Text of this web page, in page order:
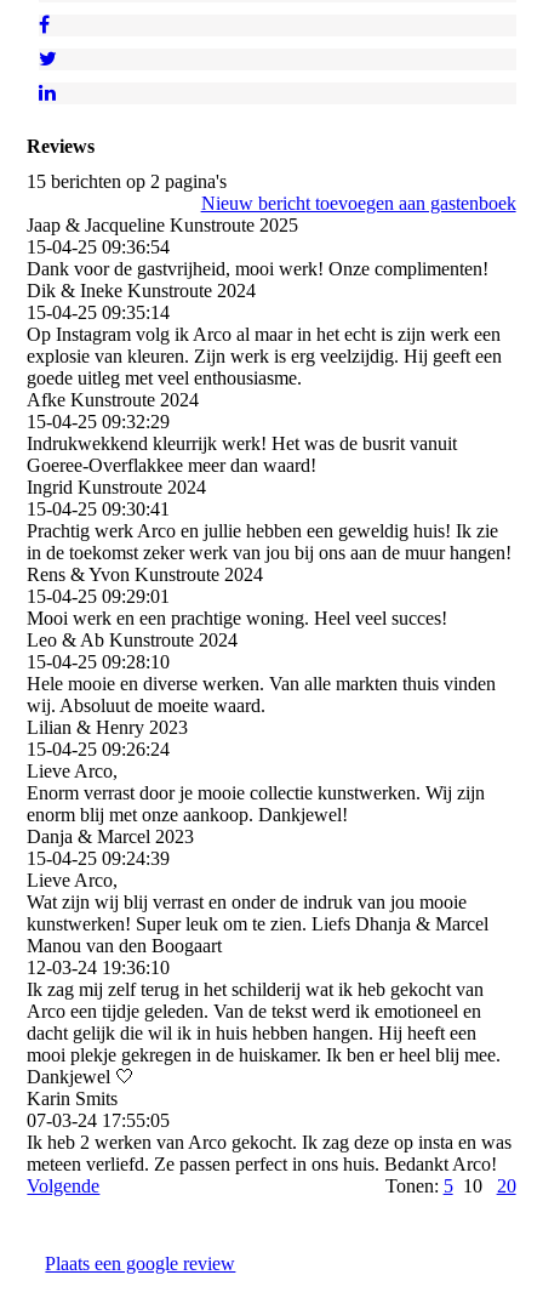
Reviews
15 berichten op 2 pagina's
Nieuw bericht toevoegen aan gastenboek
Jaap & Jacqueline Kunstroute 2025
15-04-25 09:36:54
Dank voor de gastvrijheid, mooi werk! Onze complimenten!
Dik & Ineke Kunstroute 2024
15-04-25 09:35:14
Op Instagram volg ik Arco al maar in het echt is zijn werk een
explosie van kleuren. Zijn werk is erg veelzijdig. Hij geeft een
goede uitleg met veel enthousiasme.
Afke Kunstroute 2024
15-04-25 09:32:29
Indrukwekkend kleurrijk werk! Het was de busrit vanuit
Goeree-Overflakkee meer dan waard!
Ingrid Kunstroute 2024
15-04-25 09:30:41
Prachtig werk Arco en jullie hebben een geweldig huis! Ik zie
in de toekomst zeker werk van jou bij ons aan de muur hangen!
Rens & Yvon Kunstroute 2024
15-04-25 09:29:01
Mooi werk en een prachtige woning. Heel veel succes!
Leo & Ab Kunstroute 2024
15-04-25 09:28:10
Hele mooie en diverse werken. Van alle markten thuis vinden
wij. Absoluut de moeite waard.
Lilian & Henry 2023
15-04-25 09:26:24
Lieve Arco,
Enorm verrast door je mooie collectie kunstwerken. Wij zijn
enorm blij met onze aankoop. Dankjewel!
Danja & Marcel 2023
15-04-25 09:24:39
Lieve Arco,
Wat zijn wij blij verrast en onder de indruk van jou mooie
kunstwerken! Super leuk om te zien. Liefs Dhanja & Marcel
Manou van den Boogaart
12-03-24 19:36:10
Ik zag mij zelf terug in het schilderij wat ik heb gekocht van
Arco een tijdje geleden. Van de tekst werd ik emotioneel en
dacht gelijk die wil ik in huis hebben hangen. Hij heeft een
mooi plekje gekregen in de huiskamer. Ik ben er heel blij mee.
Dankjewel 🤍
Karin Smits
07-03-24 17:55:05
Ik heb 2 werken van Arco gekocht. Ik zag deze op insta en was
meteen verliefd. Ze passen perfect in ons huis. Bedankt Arco!
Volgende
Tonen: 510 20
Plaats een google review